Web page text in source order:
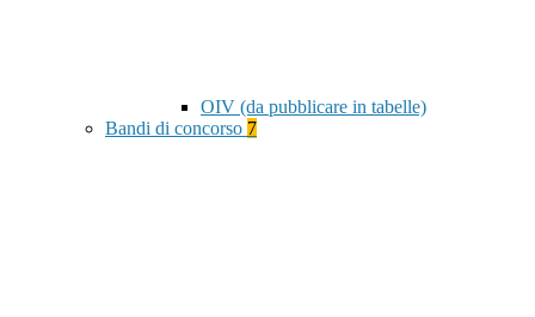
OIV (da pubblicare in tabelle)
Bandi di concorso 7